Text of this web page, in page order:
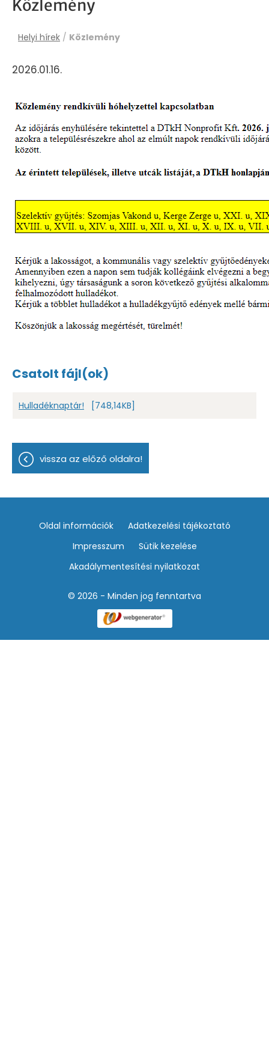
Közlemény
Helyi hírek / Közlemény
2026.01.16.
Csatolt fájl(ok)
Hulladéknaptár! [748,14KB]
vissza az előző oldalra!
© 2026 - Minden jog fenntartva
Oldal információk
Adatkezelési tájékoztató
Impresszum
Sütik kezelése
Akadálymentesítési nyilatkozat